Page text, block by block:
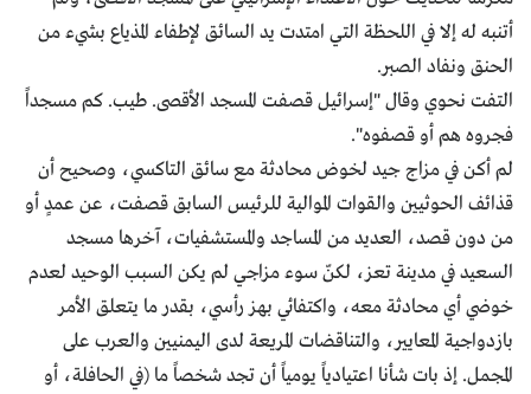
أتنبه له إلا في اللحظة التي امتدت يد السائق لإطفاء المذياع بشيء من
الحنق ونفاد الصبر.
التفت نحوي وقال "إسرائيل قصفت المسجد الأقصى. طيب. كم مسجداً
فجروه هم أو قصفوه".
لم أكن في مزاج جيد لخوض محادثة مع سائق التاكسي، وصحيح أن
قذائف الحوثيين والقوات الموالية للرئيس السابق قصفت، عن عمدٍ أو
من دون قصد، العديد من المساجد والمستشفيات، آخرها مسجد
السعيد في مدينة تعز، لكنّ سوء مزاجي لم يكن السبب الوحيد لعدم
خوضي أي محادثة معه، واكتفائي بهز رأسي، بقدر ما يتعلق الأمر
بازدواجية المعايير، والتناقضات المريعة لدى اليمنيين والعرب على
المجمل. إذ بات شأنا اعتيادياً يومياً أن تجد شخصاً ما (في الحافلة، أو